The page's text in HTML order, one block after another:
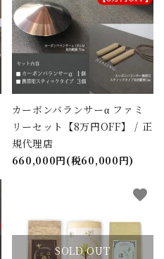
カーボンバランサーα ファミ
リーセット【8万円OFF】 / 正
規代理店
660,000円(税60,000円)
SOLD OUT
favorite
close